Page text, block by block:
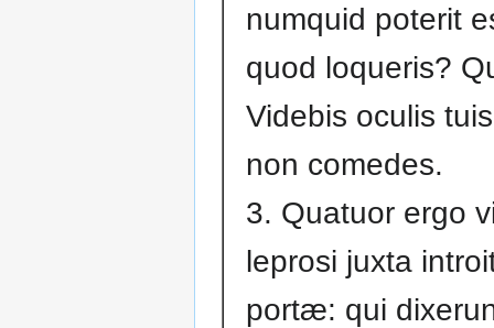
numquid poterit
quod loqueris?
Videbis oculis
non comedes.
3. Quatuor ergo
leprosi juxta
portæ: qui